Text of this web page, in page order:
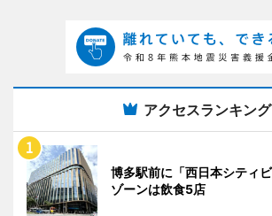
アクセスランキング
博多駅前に「西日本シティ
ゾーンは飲食5店